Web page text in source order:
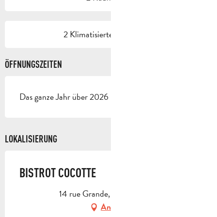
2 Klimatisierte(r) Raum(e)
ÖFFNUNGSZEITEN
Das ganze Jahr über 2026 - Geöffnet jeden tag
LOKALISIERUNG
BISTROT COCOTTE
14 rue Grande, 13390 Auriol
Anfahrt